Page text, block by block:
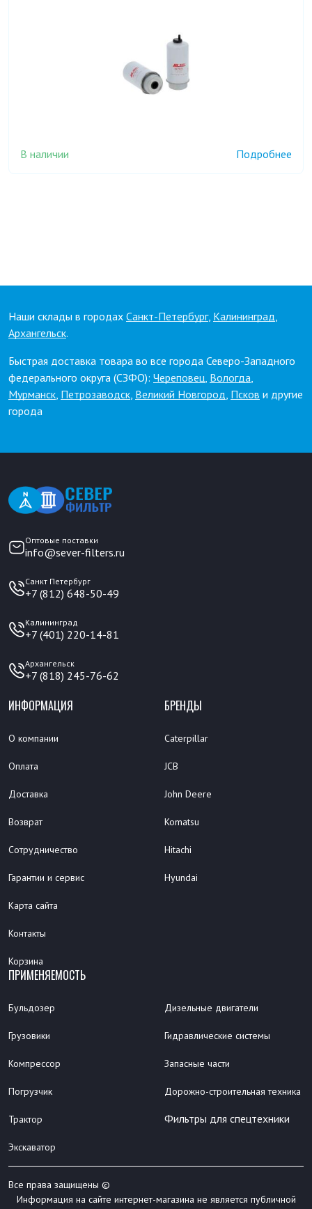
В наличии Подробнее
Наши склады в городах Санкт-Петербург, Калининград,
Архангельск.
Быстрая доставка товара во все города Северо-Западного
федерального округа (СЗФО): Череповец, Вологда,
Мурманск, Петрозаводск, Великий Новгород, Псков и другие
города
Оптовые поставки
info@sever-filters.ru
Санкт Петербург
+7 (812) 648-50-49
Калининград
+7 (401) 220-14-81
Архангельск
+7 (818) 245-76-62
ИНФОРМАЦИЯ
О компании
Оплата
Доставка
Возврат
Сотрудничество
Гарантии и сервис
Карта сайта
Контакты
Корзина
БРЕНДЫ
Caterpillar
JCB
John Deere
Komatsu
Hitachi
Hyundai
ПРИМЕНЯЕМОСТЬ
Бульдозер
Грузовики
Компрессор
Погрузчик
Трактор
Экскаватор
Дизельные двигатели
Гидравлические системы
Запасные части
Дорожно-строительная техника
Фильтры для спецтехники
Все права защищены ©
Информация на сайте интернет-магазина не является публичной